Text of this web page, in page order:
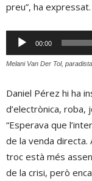
preu”, ha expressat.
Reproductor
d'àudio
00:00
Melani Van Der Tol, paradista
Daniel Pérez hi ha
d’electrònica, roba,
“Esperava que
de la venda directa.
troc està més
de la crisi, però